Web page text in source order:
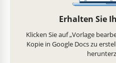
Erhalten Sie
Klicken Sie auf „Vorlage
Kopie in Google Docs zu